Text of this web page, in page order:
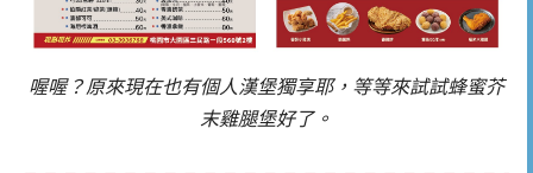
喔喔？原來現在也有個人漢堡獨享耶，等等來試試蜂蜜芥
末雞腿堡好了。